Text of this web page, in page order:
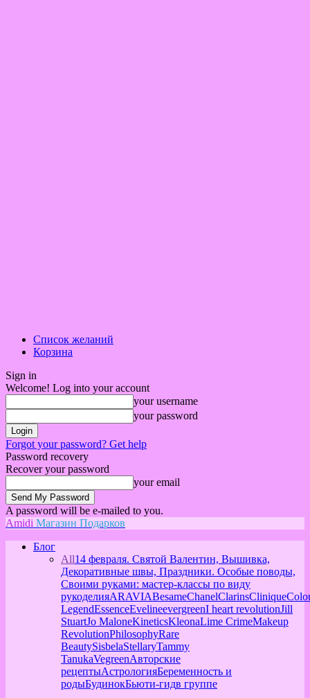
Список желаний
Корзина
Sign in
Welcome! Log into your account
your username
your password
Forgot your password? Get help
Password recovery
Recover your password
your email
A password will be e-mailed to you.
Amidi Магазин Подарков
Блог
All14 февраля. Святой Валентин, Вышивка,
Декоративные швы, Праздники. Особые поводы,
Своими руками: мастер-классы по виду
рукоделияARAVIABesameChanelClarinsClinique
LegendEssenceEvelineevergreenI heart revolutionJill
StuartJo MaloneKineticsKleonaLime CrimeMakeup
RevolutionPhilosophyRare
BeautySisbelaStellaryTammy
TanukaVegreenАвторские
рецептыАстрологияБеременность и
родыБудинокБьюти-гидв группе